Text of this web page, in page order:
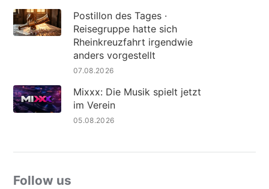
Postillon des Tages ·
Reisegruppe hatte sich
Rheinkreuzfahrt irgendwie
anders vorgestellt
07.08.2026
Mixxx: Die Musik spielt jetzt
im Verein
05.08.2026
Follow us